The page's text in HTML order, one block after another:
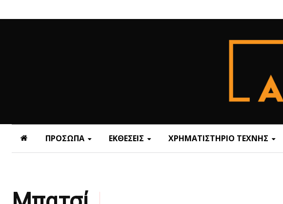
ΠΡΟΣΩΠΑ ΕΚΘΕΣΕΙΣ ΧΡΗΜΑΤΙΣΤΗΡΙΟ ΤΕΧΝΗΣ